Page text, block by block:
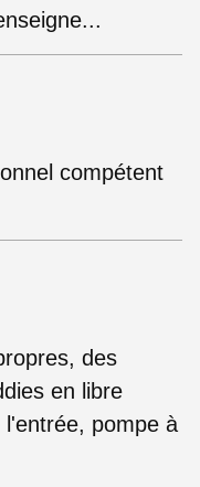
compétent
des
en libre
pompe à